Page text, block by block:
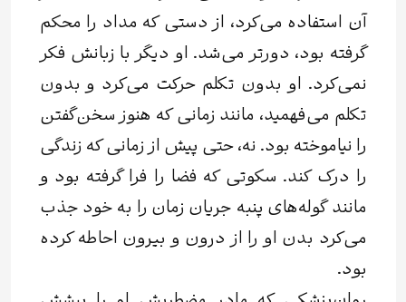
آن استفاده می‌کرد، از دستی که مداد را محکم
گرفته بود، دورتر می‌شد. او دیگر با زبانش فکر
نمی‌کرد. او بدون تکلم حرکت می‌کرد و بدون
تکلم می‌فهمید، مانند زمانی که هنوز سخن‌گفتن
را نیاموخته بود. نه، حتی پیش از زمانی‌ که زندگی
را درک کند. سکوتی که فضا را فرا گرفته بود و
مانند گوله‌های پنبه جریان زمان را به خود جذب
می‌کرد بدن او را از درون و بیرون احاطه کرده
بود.